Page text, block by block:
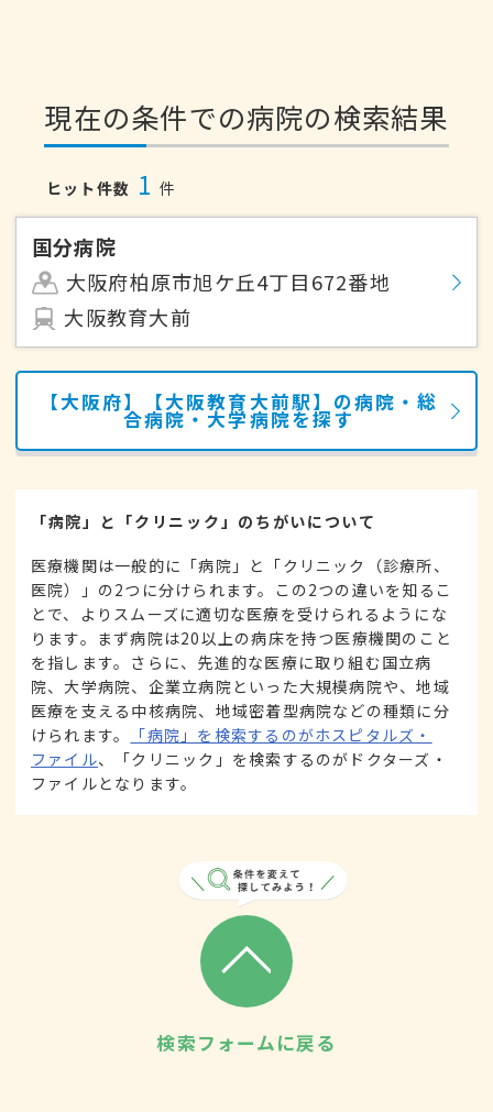
現在の条件での病院の検索結果
ヒット件数 1 件
国分病院
大阪府柏原市旭ケ丘4丁目672番地
大阪教育大前
【大阪府】【大阪教育大前駅】の病院・総
合病院・大学病院を探す
「病院」と「クリニック」のちがいについて
医療機関は一般的に「病院」と「クリニック（診療所、
医院）」の2つに分けられます。この2つの違いを知るこ
とで、よりスムーズに適切な医療を受けられるようにな
ります。まず病院は20以上の病床を持つ医療機関のこと
を指します。さらに、先進的な医療に取り組む国立病
院、大学病院、企業立病院といった大規模病院や、地域
医療を支える中核病院、地域密着型病院などの種類に分
けられます。
「病院」を検索するのがホスピタルズ・
ファイル、「クリニック」を検索するのがドクターズ・
ファイルとなります。
検索フォームに戻る